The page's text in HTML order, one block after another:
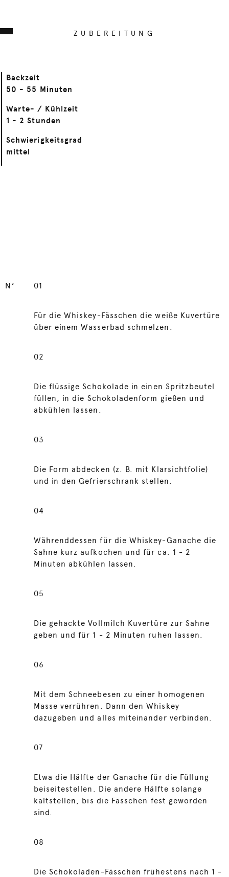
ZUBEREITUNG
Backzeit
50 - 55 Minuten
Warte- / Kühlzeit
1 - 2 Stunden
Schwierigkeitsgrad
mittel
N° 01
Für die Whiskey-Fässchen die weiße Kuvertüre
über einem Wasserbad schmelzen.
02
Die flüssige Schokolade in einen Spritzbeutel
füllen, in die Schokoladenform gießen und
abkühlen lassen.
03
Die Form abdecken (z. B. mit Klarsichtfolie)
und in den Gefrierschrank stellen.
04
Währenddessen für die Whiskey-Ganache die
Sahne kurz aufkochen und für ca. 1 - 2
Minuten abkühlen lassen.
05
Die gehackte Vollmilch Kuvertüre zur Sahne
geben und für 1 - 2 Minuten ruhen lassen.
06
Mit dem Schneebesen zu einer homogenen
Masse verrühren. Dann den Whiskey
dazugeben und alles miteinander verbinden.
07
Etwa die Hälfte der Ganache für die Füllung
beiseitestellen. Die andere Hälfte solange
kaltstellen, bis die Fässchen fest geworden
sind.
08
Die Schokoladen-Fässchen frühestens nach 1 -